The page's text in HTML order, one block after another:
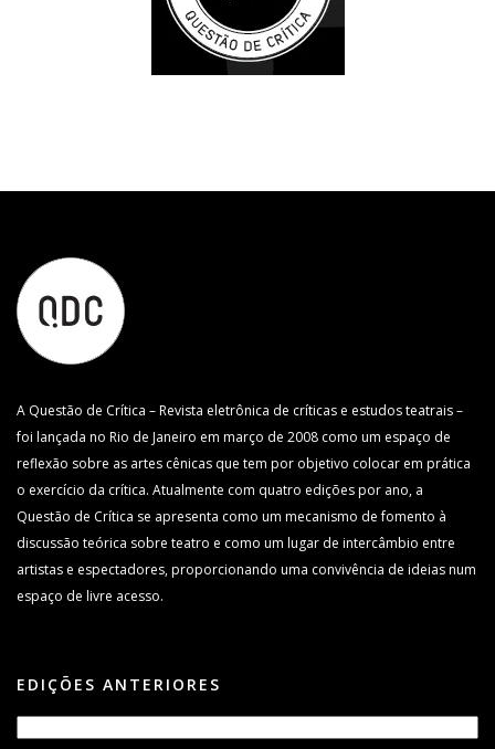
A Questão de Crítica – Revista eletrônica de críticas e estudos teatrais –
foi lançada no Rio de Janeiro em março de 2008 como um espaço de
reflexão sobre as artes cênicas que tem por objetivo colocar em prática
o exercício da crítica. Atualmente com quatro edições por ano, a
Questão de Crítica se apresenta como um mecanismo de fomento à
discussão teórica sobre teatro e como um lugar de intercâmbio entre
artistas e espectadores, proporcionando uma convivência de ideias num
espaço de livre acesso.
EDIÇÕES ANTERIORES